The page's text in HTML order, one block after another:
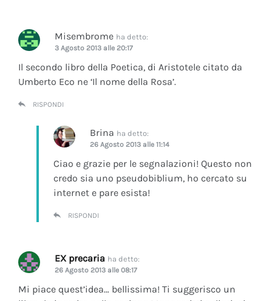
Misembrome ha detto:
3 Agosto 2013 alle 20:17
Il secondo libro della Poetica, di Aristotele citato da
Umberto Eco ne ‘Il nome della Rosa’.
RISPONDI
Brina ha detto:
26 Agosto 2013 alle 11:14
Ciao e grazie per le segnalazioni! Questo non
credo sia uno pseudobiblium, ho cercato su
internet e pare esista!
RISPONDI
EX precaria ha detto:
26 Agosto 2013 alle 08:17
Mi piace quest’idea… bellissima! Ti suggerisco un